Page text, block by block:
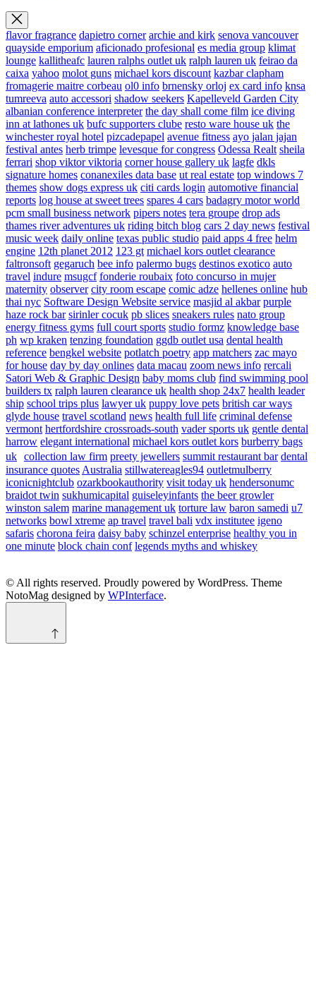
flavor fragrance dapietro corner archie and kirk senova vancouver
quayside emporium aficionado profesional es media group klimat
lounge kallitheafc lauren ralphs outlet uk ralph lauren uk feirao da
caixa yahoo molot guns michael kors discount kazbar clapham
fromagerie maitre corbeau ol0 info brnensky orloj ex card info knsa
tumreeva auto accessori shadow seekers Kapelleveld Garden City
albanian conference interpreter the day shall come film ice diving
inn at lathones uk bufc supporters clube resto ware house uk the
winchester royal hotel pizcadepapel avenue fitness ayo jalan jajan
festival antes herb trimpe levesque for congress Odessa Realt sheila
ferrari shop viktor viktoria corner house gallery uk lagfe dkls
signature homes conanexiles data base ut real estate top windows 7
themes show dogs express uk citi cards login automotive financial
reports log house at sweet trees spares 4 cars badagry motor world
pcm small business network pipers notes tera groupe drop ads
thames river adventures uk riding bitch blog cars 2 day news festival
music week daily online texas public studio paid apps 4 free helm
engine 12th planet 2012 123 gt michael kors outlet clearance
faltronsoft gegaruch bee info palermo bugs destinos exotico auto
travel indure msugcf fonderie roubaix foto concurso in mujer
maternity observer city room escape comic adze hellenes online hub
thai nyc Software Design Website service masjid al akbar purple
haze rock bar sirinler cocuk pb slices sneakers rules nato group
energy fitness gyms full court sports studio formz knowledge base
ph wp kraken tenzing foundation ggdb outlet usa dental health
reference bengkel website potlatch poetry app matchers zac mayo
for house day by day onlines data macau zoom news info rercali
Satori Web & Graphic Design baby moms club find swimming pool
builders tx ralph lauren clearance uk health shop 24x7 health leader
ship school trips plus lawyer uk puppy love pets british car ways
glyde house travel scotland news health full life criminal defense
vermont hertfordshire crossroads-south vader sports uk gentle dental
harrow elegant international michael kors outlet kors burberry bags
uk collection law firm preety jewellers summit restaurant bar dental
insurance quotes Australia stillwatereagles94 outletmulberry
iconicnightclub ozarkbookauthority visit today uk hendersonumc
braidot twin sukhumicapital guiseleyinfants the beer growler
winston salem marine management uk torture law baron samedi u7
networks bowl xtreme ap travel travel bali vdx institutee igeno
safaris chorona feira daisy baby schinzel enterprise healthy you in
one minute block chain conf legends myths and whiskey
© All rights reserved. Proudly powered by WordPress. Theme
NotoMag designed by WPInterface.